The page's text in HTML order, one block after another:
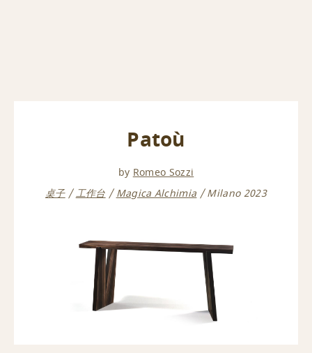
Patoù
by Romeo Sozzi
桌子
工作台 Magica Alchimia Milano 2023